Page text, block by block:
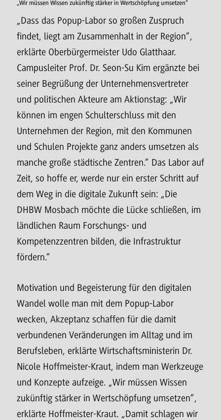
„Wir müssen Wissen zukünftig stärker in Wertschöpfung umsetzen“
„Dass das Popup-Labor so großen Zuspruch
findet, liegt am Zusammenhalt in der Region“,
erklärte Oberbürgermeister Udo Glatthaar.
Campusleiter Prof. Dr. Seon-Su Kim ergänzte bei
seiner Begrüßung der Unternehmensvertreter
und politischen Akteure am Aktionstag: „Wir
können im engen Schulterschluss mit den
Unternehmen der Region, mit den Kommunen
und Schulen Projekte ganz anders umsetzen als
manche große städtische Zentren.“ Das Labor auf
Zeit, so hoffe er, werde nur ein erster Schritt auf
dem Weg in die digitale Zukunft sein: „Die
DHBW Mosbach möchte die Lücke schließen, im
ländlichen Raum Forschungs- und
Kompetenzzentren bilden, die Infrastruktur
fördern.“
Motivation und Begeisterung für den digitalen
Wandel wolle man mit dem Popup-Labor
wecken, Akzeptanz schaffen für die damit
verbundenen Veränderungen im Alltag und im
Berufsleben, erklärte Wirtschaftsministerin Dr.
Nicole Hoffmeister-Kraut, indem man Werkzeuge
und Konzepte aufzeige. „Wir müssen Wissen
zukünftig stärker in Wertschöpfung umsetzen“,
erklärte Hoffmeister-Kraut. „Damit schlagen wir